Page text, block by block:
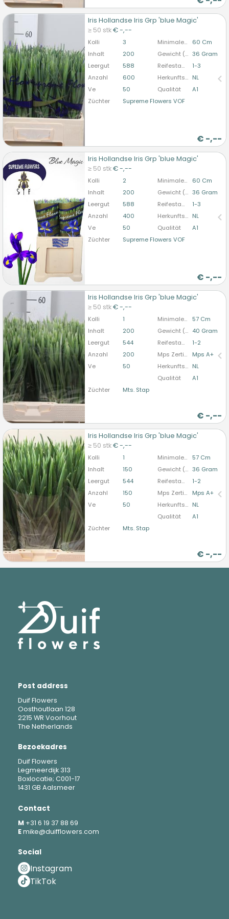
Iris Hollandse Iris Grp 'blue Magic'
≥ 50 stk€ -,--
Kolli 3 Minimale Stiellänge
60 Cm
Inhalt
200 Gewicht (durchschn.) 36 Gram
Leergut
588 Reifestadium
1-3
Anzahl
600 Herkunftsland NL
Ve
50 Qualität
A1
Züchter
Supreme Flowers VOF
€ -,--
Iris Hollandse Iris Grp 'blue Magic'
U moet ingelogd zijn om te kunnen kopen.
Hier
bitte anmelden
Iris Hollandse Iris Grp 'blue Magic'
≥ 50 stk€ -,--
Kolli 2 Minimale Stiellänge
60 Cm
Inhalt
200 Gewicht (durchschn.) 36 Gram
Leergut
588 Reifestadium
1-3
Anzahl
400 Herkunftsland NL
Ve
50 Qualität
A1
Züchter
Supreme Flowers VOF
€ -,--
Iris Hollandse Iris Grp 'blue Magic'
U moet ingelogd zijn om te kunnen kopen.
Hier
bitte anmelden
Iris Hollandse Iris Grp 'blue Magic'
≥ 50 stk€ -,--
Kolli 1 Minimale Stiellänge
57 Cm
Inhalt
200 Gewicht (durchschn.) 40 Gram
Leergut
544 Reifestadium
1-2
Anzahl
200 Mps Zertifizierung
Mps A+
Ve
50 Herkunftsland NL
Qualität
A1
Züchter
Mts. Stap
€ -,--
Iris Hollandse Iris Grp 'blue Magic'
U moet ingelogd zijn om te kunnen kopen.
Hier
bitte anmelden
Iris Hollandse Iris Grp 'blue Magic'
≥ 50 stk€ -,--
Kolli 1 Minimale Stiellänge
57 Cm
Inhalt
150 Gewicht (durchschn.) 36 Gram
Leergut
544 Reifestadium
1-2
Anzahl
150 Mps Zertifizierung
Mps A+
Ve
50 Herkunftsland NL
Qualität
A1
Züchter
Mts. Stap
€ -,--
Iris Hollandse Iris Grp 'blue Magic'
U moet ingelogd zijn om te kunnen kopen.
Hier
bitte anmelden
Post address
Duif Flowers
Oosthoutlaan 128
2215 WR Voorhout
The Netherlands
Bezoekadres
Duif Flowers
Legmeerdijk 313
Boxlocatie; C001-17
1431 GB Aalsmeer
Contact
M +31 6 19 37 88 69
Emike@duifflowers.com
Social
Instagram
TikTok